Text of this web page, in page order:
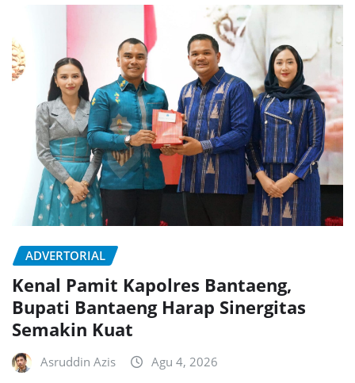
ADVERTORIAL
Kenal Pamit Kapolres Bantaeng,
Bupati Bantaeng Harap Sinergitas
Semakin Kuat
Asruddin Azis Agu 4, 2026